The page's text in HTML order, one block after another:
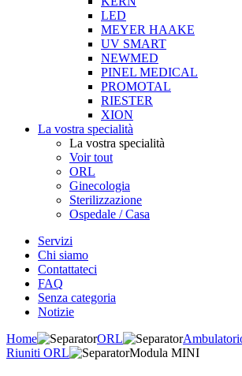
LED
MEYER HAAKE
UV SMART
NEWMED
PINEL MEDICAL
PROMOTAL
RIESTER
XION
La vostra specialità
La vostra specialità
Voir tout
ORL
Ginecologia
Sterilizzazione
Ospedale / Casa
Servizi
Chi siamo
Contattateci
FAQ
Senza categoria
Notizie
Home
ORL
Riuniti ORL
Modula MINI